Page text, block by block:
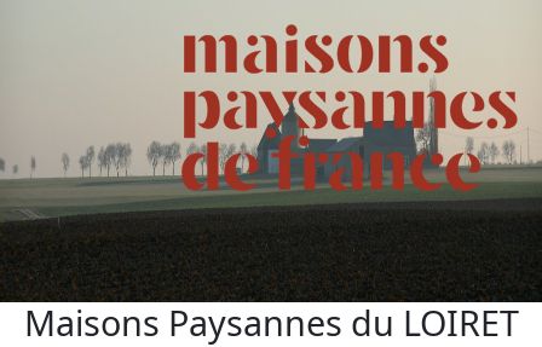
Maisons Paysannes du LOIRET